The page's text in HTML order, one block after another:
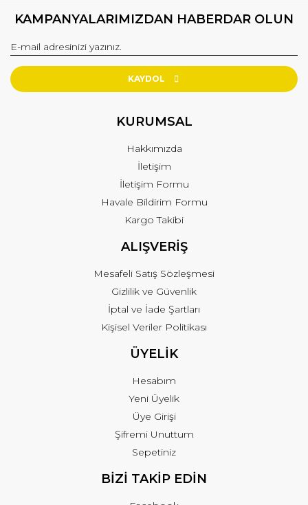
KAMPANYALARIMIZDAN HABERDAR OLUN
KAYDOL
KURUMSAL
Hakkımızda
İletişim
İletişim Formu
Havale Bildirim Formu
Kargo Takibi
ALIŞVERİŞ
Mesafeli Satış Sözleşmesi
Gizlilik ve Güvenlik
İptal ve İade Şartları
Kişisel Veriler Politikası
ÜYELİK
Hesabım
Yeni Üyelik
Üye Girişi
Şifremi Unuttum
Sepetiniz
BİZİ TAKİP EDİN